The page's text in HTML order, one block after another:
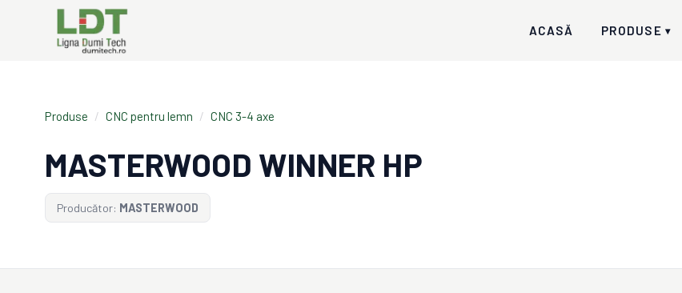
ACASĂ PRODUSE ▾
Produse / CNC pentru lemn / CNC 3-4 axe
MASTERWOOD WINNER HP
Producător: MASTERWOOD